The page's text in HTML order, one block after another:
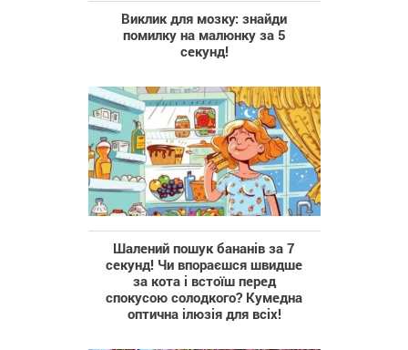
Виклик для мозку: знайди
помилку на малюнку за 5
секунд!
Шалений пошук бананів за 7
секунд! Чи впораєшся швидше
за кота і встоїш перед
спокусою солодкого? Кумедна
оптична ілюзія для всіх!